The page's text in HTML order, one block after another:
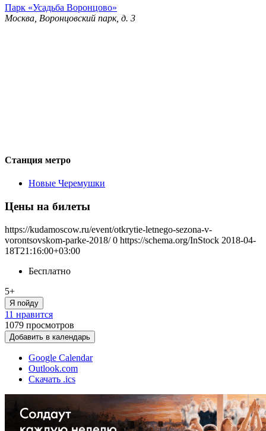
Парк «Усадьба Воронцово»
Москва, Воронцовский парк, д. 3
Станция метро
Новые Черемушки
Цены на билеты
https://kudamoscow.ru/event/otkrytie-letnego-sezona-v-
vorontsovskom-parke-2018/ 0 https://schema.org/InStock 2018-04-
18T21:16:00+03:00
Бесплатно
5+
Я пойду
11 нравится
1079 просмотров
Добавить в календарь
Google Calendar
Outlook.com
Скачать .ics